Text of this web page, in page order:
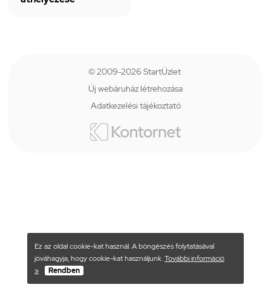
© 2009-2026 StartÜzlet
Új webáruház létrehozása
Adatkezelési tájékoztató
Ez az oldal cookie-kat használ. A böngészés folytatásával
jóváhagyja, hogy cookie-kat használjunk.További információ
»
Rendben